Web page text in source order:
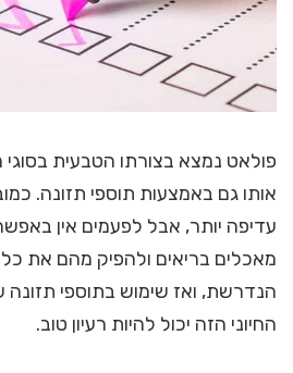
פולאט נמצא בצורתו הטבעית בסוגי
אותו גם באמצעות תוספי תזונה.
עדיפה יותר, אבל לפעמים אין
מאכלים בריאים ולהפיק מהם את
הנדרשת, ואז שימוש בתוספי תזונה
החיוני הזה יכול להיות רעיון טוב.